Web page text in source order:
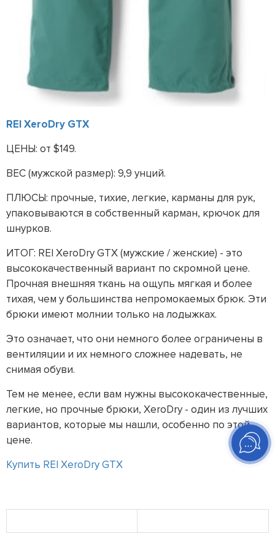
REI XeroDry GTX
ЦЕНЫ: от $149.
ВЕС (мужской размер): 9,9 унций.
ПЛЮСЫ: прочные, тихие, легкие, карманы для рук,
упаковываются в собственный карман, крючок для
шнурков.
ИТОГ: REI XeroDry GTX (мужские / женские) - это
высококачественный вариант по скромной цене.
Прочная внешняя ткань на ощупь мягкая и более
тихая, чем у большинства непромокаемых брюк. Эти
брюки имеют молнии только на лодыжках.
Это означает, что они немного более ограничены в
вентиляции и их немного сложнее надевать, не
снимая обуви.
Тем не менее, если вам нужны высококачественные,
легкие, но прочные брюки, XeroDry - один из лучших
вариантов, которые мы нашли, особенно по этой
цене.
Купить REI XeroDry GTX